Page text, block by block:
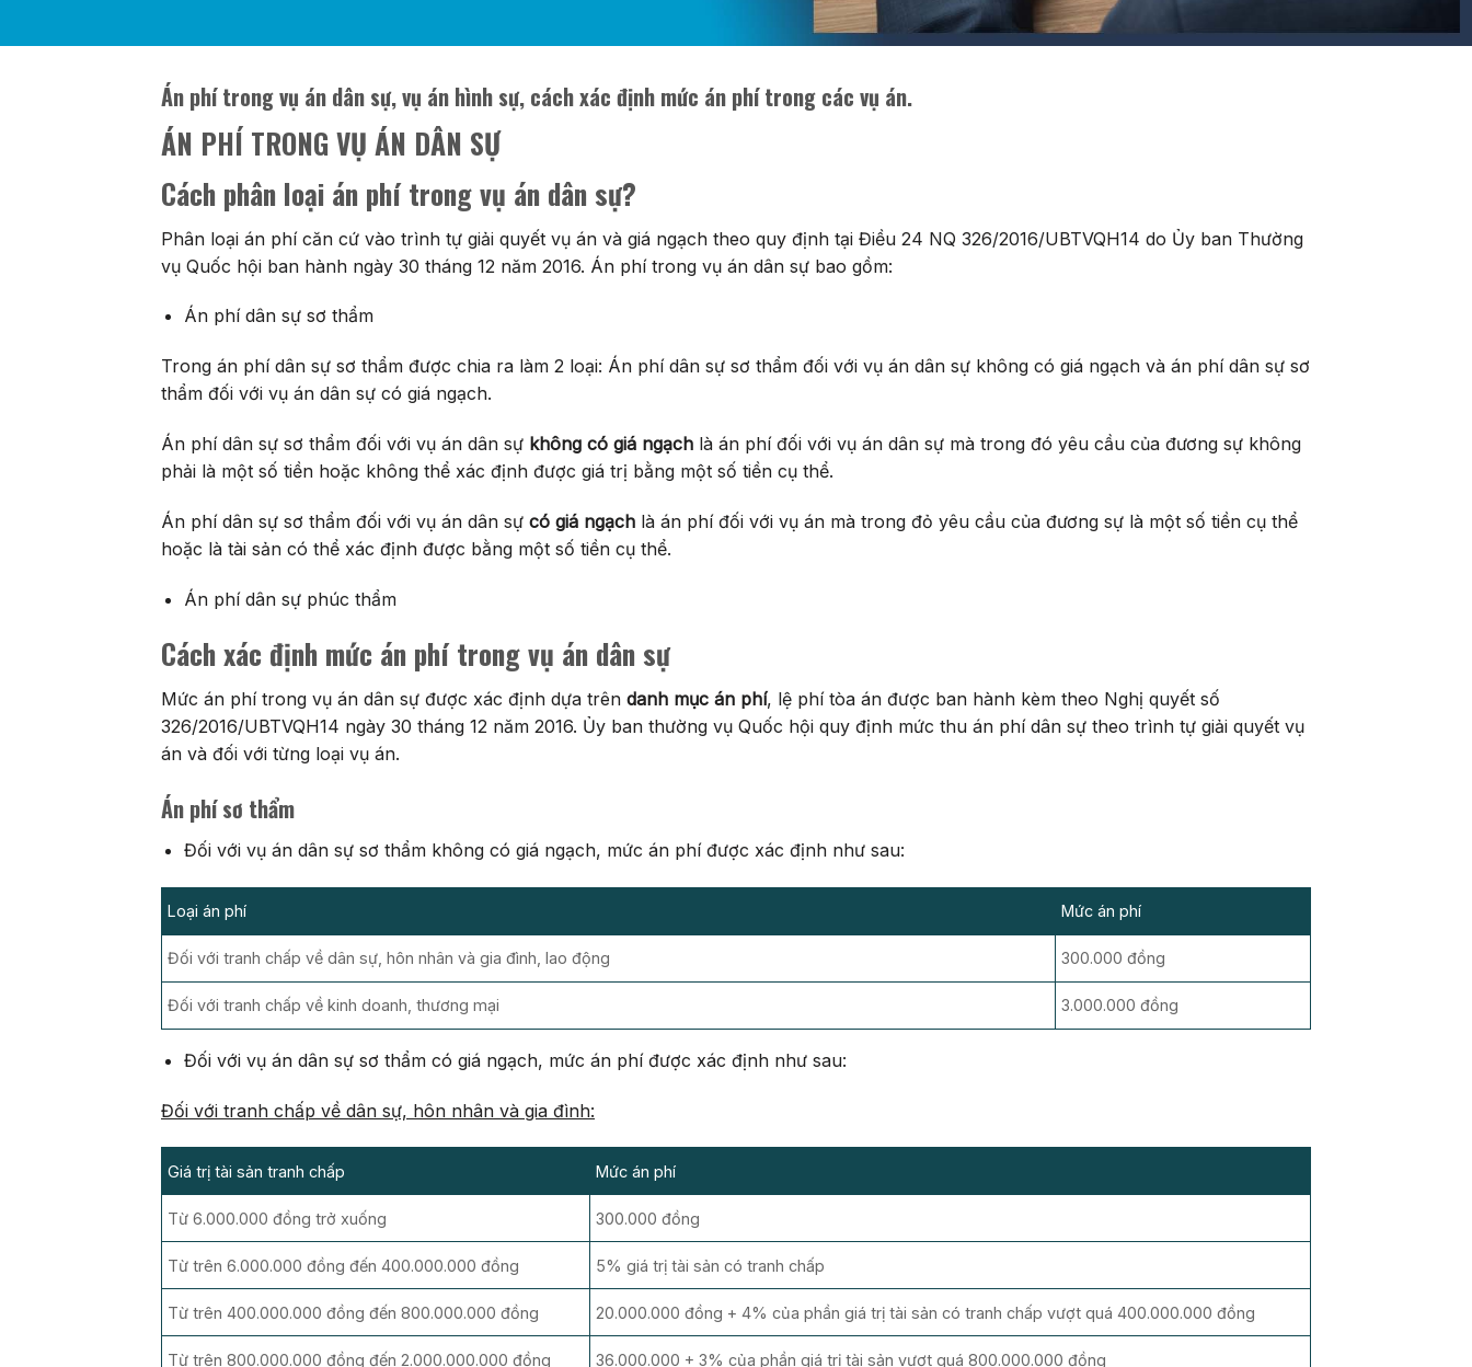
Án phí trong vụ án dân sự, vụ án hình sự, cách xác định mức án phí trong các vụ án.
ÁN PHÍ TRONG VỤ ÁN DÂN SỰ
Cách phân loại án phí trong vụ án dân sự?
Phân loại án phí căn cứ vào trình tự giải quyết vụ án và giá ngạch theo quy định tại Điều 24 NQ 326/2016/UBTVQH14 do Ủy ban Thường
vụ Quốc hội ban hành ngày 30 tháng 12 năm 2016. Án phí trong vụ án dân sự bao gồm:
Án phí dân sự sơ thẩm
Trong án phí dân sự sơ thẩm được chia ra làm 2 loại: Án phí dân sự sơ thẩm đối với vụ án dân sự không có giá ngạch và án phí dân sự sơ
thẩm đối với vụ án dân sự có giá ngạch.
Án phí dân sự sơ thẩm đối với vụ án dân sự không có giá ngạch là án phí đối với vụ án dân sự mà trong đó yêu cầu của đương sự không
phải là một số tiền hoặc không thể xác định được giá trị bằng một số tiền cụ thể.
Án phí dân sự sơ thẩm đối với vụ án dân sự có giá ngạch là án phí đối với vụ án mà trong đỏ yêu cầu của đương sự là một số tiền cụ thể
hoặc là tài sản có thể xác định được bằng một số tiền cụ thể.
Án phí dân sự phúc thẩm
Cách xác định mức án phí trong vụ án dân sự
Mức án phí trong vụ án dân sự được xác định dựa trên danh mục án phí, lệ phí tòa án được ban hành kèm theo Nghị quyết số
326/2016/UBTVQH14 ngày 30 tháng 12 năm 2016. Ủy ban thường vụ Quốc hội quy định mức thu án phí dân sự theo trình tự giải quyết vụ
án và đối với từng loại vụ án.
Án phí sơ thẩm
Đối với vụ án dân sự sơ thẩm không có giá ngạch, mức án phí được xác định như sau:
Loại án phí Mức án phí
Đối với tranh chấp về dân sự, hôn nhân và gia đình, lao động 300.000 đồng
Đối với tranh chấp về kinh doanh, thương mại 3.000.000 đồng
Đối với vụ án dân sự sơ thẩm có giá ngạch, mức án phí được xác định như sau:
Đối với tranh chấp về dân sự, hôn nhân và gia đình:
Giá trị tài sản tranh chấp Mức án phí
Từ 6.000.000 đồng trở xuống 300.000 đồng
Từ trên 6.000.000 đồng đến 400.000.000 đồng 5% giá trị tài sản có tranh chấp
Từ trên 400.000.000 đồng đến 800.000.000 đồng 20.000.000 đồng + 4% của phần giá trị tài sản có tranh chấp vượt quá 400.000.000 đồng
Từ trên 800.000.000 đồng đến 2.000.000.000 đồng 36.000.000 + 3% của phần giá trị tài sản vượt quá 800.000.000 đồng